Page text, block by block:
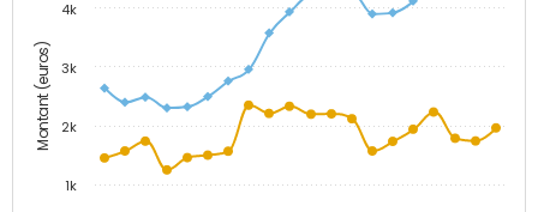
Montant (euros)
1k
2k
3k
4k